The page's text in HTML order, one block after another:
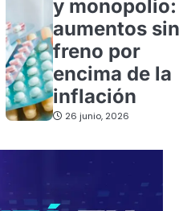
y monopolio:
aumentos sin
freno por
encima de la
inflación
26 junio, 2026